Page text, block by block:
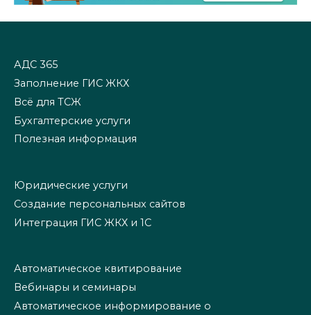
АДС 365
Заполнение ГИС ЖКХ
Всё для ТСЖ
Бухгалтерские услуги
Полезная информация
Юридические услуги
Создание персональных сайтов
Интеграция ГИС ЖКХ и 1С
Автоматическое квитирование
Вебинары и семинары
Автоматическое информирование о